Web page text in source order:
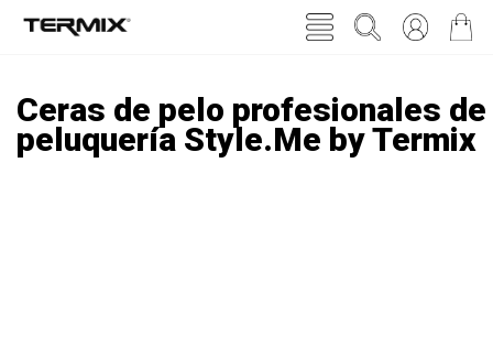
Ceras de pelo profesionales de
peluquería Style.Me by Termix